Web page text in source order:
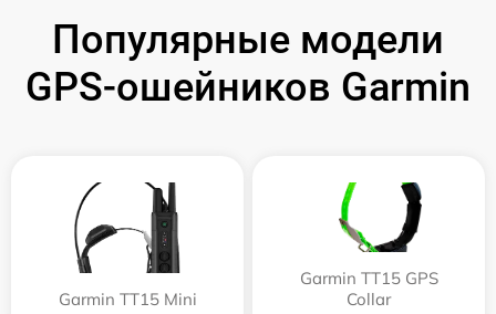
Популярные модели
GPS-ошейников Garmin
Garmin TT15 Mini
Garmin TT15 GPS
Collar